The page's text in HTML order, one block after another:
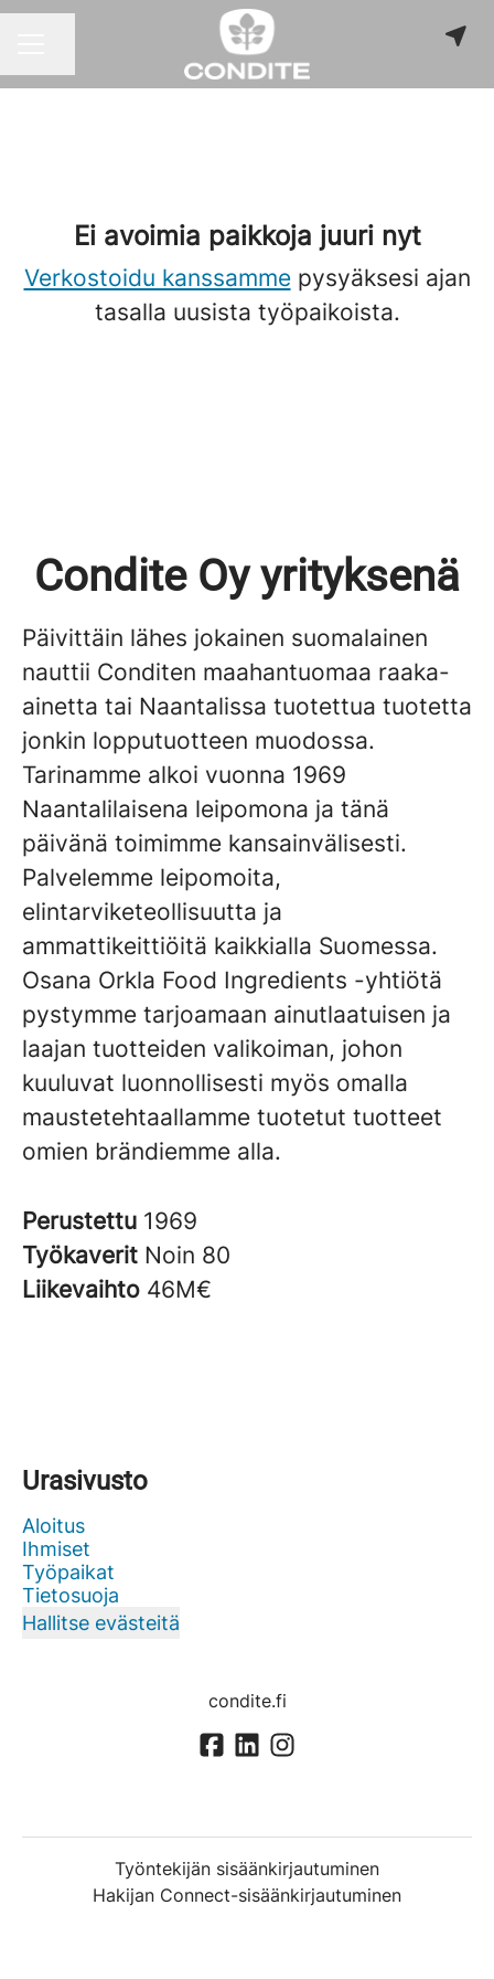
Ei avoimia paikkoja juuri nyt
Verkostoidu kanssammepysyäksesi ajan
tasalla uusista työpaikoista.
Condite Oy yrityksenä
Päivittäin lähes jokainen suomalainen
nauttii Conditen maahantuomaa raaka-
ainetta tai Naantalissa tuotettua tuotetta
jonkin lopputuotteen muodossa.
Tarinamme alkoi vuonna 1969
Naantalilaisena leipomona ja tänä
päivänä toimimme kansainvälisesti.
Palvelemme leipomoita,
elintarviketeollisuutta ja
ammattikeittiöitä kaikkialla Suomessa.
Osana Orkla Food Ingredients -yhtiötä
pystymme tarjoamaan ainutlaatuisen ja
laajan tuotteiden valikoiman, johon
kuuluvat luonnollisesti myös omalla
maustetehtaallamme tuotetut tuotteet
omien brändiemme alla.
Perustettu 1969
Työkaverit Noin 80
Liikevaihto 46M€
Urasivusto
Aloitus
Ihmiset
Työpaikat
Tietosuoja
Hallitse evästeitä
condite.fi
Työntekijän sisäänkirjautuminen
Hakijan Connect-sisäänkirjautuminen